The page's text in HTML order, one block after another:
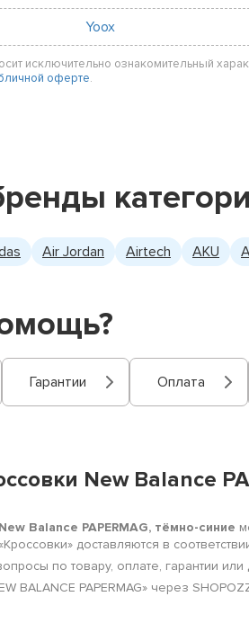
Yoox
исключительно ознакомительный
оферте.
Air Jordan Airtech AKU
Гарантии Оплата
New Balance
Balance PAPERMAG, тёмно-синие
доставляются в
по товару, оплате, гарантии
BALANCE PAPERMAG» через